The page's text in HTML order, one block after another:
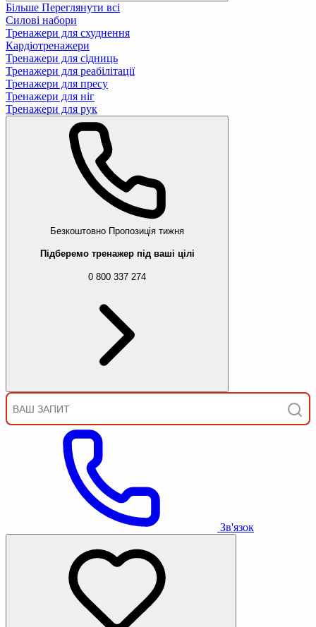
Більше Переглянути всі
Силові набори
Тренажери для схуднення
Кардіотренажери
Тренажери для сідниць
Тренажери для реабілітації
Тренажери для пресу
Тренажери для ніг
Тренажери для рук
Безкоштовно Пропозиція тижня
Підберемо тренажер під ваші цілі
0 800 337 274
Зв'язок